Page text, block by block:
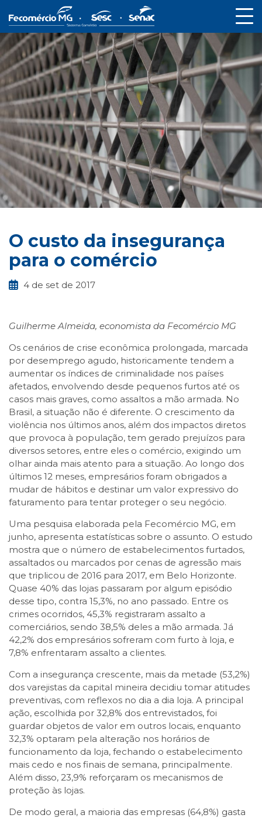
O custo da insegurança
para o comércio
4 de set de 2017
Guilherme Almeida, economista da Fecomércio MG
Os cenários de crise econômica prolongada, marcada
por desemprego agudo, historicamente tendem a
aumentar os índices de criminalidade nos países
afetados, envolvendo desde pequenos furtos até os
casos mais graves, como assaltos a mão armada. No
Brasil, a situação não é diferente. O crescimento da
violência nos últimos anos, além dos impactos diretos
que provoca à população, tem gerado prejuízos para
diversos setores, entre eles o comércio, exigindo um
olhar ainda mais atento para a situação. Ao longo dos
últimos 12 meses, empresários foram obrigados a
mudar de hábitos e destinar um valor expressivo do
faturamento para tentar proteger o seu negócio.
Uma pesquisa elaborada pela Fecomércio MG, em
junho, apresenta estatísticas sobre o assunto. O estudo
mostra que o número de estabelecimentos furtados,
assaltados ou marcados por cenas de agressão mais
que triplicou de 2016 para 2017, em Belo Horizonte.
Quase 40% das lojas passaram por algum episódio
desse tipo, contra 15,3%, no ano passado. Entre os
crimes ocorridos, 45,3% registraram assalto a
comerciários, sendo 38,5% deles a mão armada. Já
42,2% dos empresários sofreram com furto à loja, e
7,8% enfrentaram assalto a clientes.
Com a insegurança crescente, mais da metade (53,2%)
dos varejistas da capital mineira decidiu tomar atitudes
preventivas, com reflexos no dia a dia loja. A principal
ação, escolhida por 32,8% dos entrevistados, foi
guardar objetos de valor em outros locais, enquanto
32,3% optaram pela alteração nos horários de
funcionamento da loja, fechando o estabelecimento
mais cedo e nos finais de semana, principalmente.
Além disso, 23,9% reforçaram os mecanismos de
proteção às lojas.
De modo geral, a maioria das empresas (64,8%) gasta